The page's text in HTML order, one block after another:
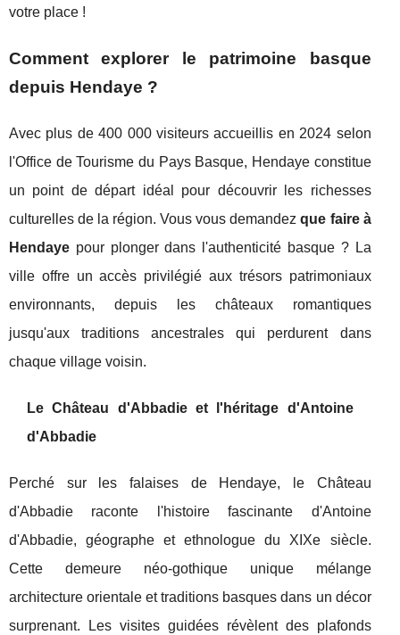
votre place !
Comment explorer le patrimoine basque
depuis Hendaye ?
Avec plus de 400 000 visiteurs accueillis en 2024 selon
l'Office de Tourisme du Pays Basque, Hendaye constitue
un point de départ idéal pour découvrir les richesses
culturelles de la région. Vous vous demandezque faire à
Hendaye pour plonger dans l'authenticité basque ? La
ville offre un accès privilégié aux trésors patrimoniaux
environnants, depuis les châteaux romantiques
jusqu'aux traditions ancestrales qui perdurent dans
chaque village voisin.
Le Château d'Abbadie et l'héritage d'Antoine
d'Abbadie
Perché sur les falaises de Hendaye, le Château
d'Abbadie raconte l'histoire fascinante d'Antoine
d'Abbadie, géographe et ethnologue du XIXe siècle.
Cette demeure néo-gothique unique mélange
architecture orientale et traditions basques dans un décor
surprenant. Les visites guidées révèlent des plafonds